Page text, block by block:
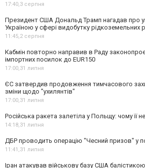
17:40,3 серпня
Президент США Дональд Трамп нагадав про
Україною у сфері видобутку рідкоземельних
11:45,2 серпня
Кабмін повторно направив в Раду
імпортних посилок до EUR150
17:00,31 липня
ЄС затвердив продовження тимчасового
зміни щодо "ухилянтів"
17:00,31 липня
Російська ракета залетіла у Польщу: чому її
14:18,31 липня
ДБР проводить операцію "Чесний призов" у
11:41,31 липня
Іран атакував військову базу США балістикою